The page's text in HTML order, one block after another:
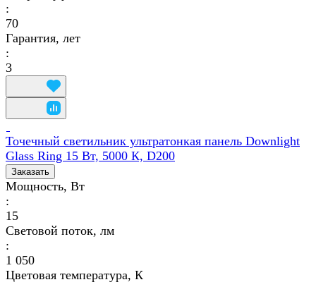
:
70
Гарантия, лет
:
3
Точечный светильник ультратонкая панель Downlight
Glass Ring 15 Вт, 5000 К, D200
Заказать
Мощность, Вт
:
15
Световой поток, лм
:
1 050
Цветовая температура, К